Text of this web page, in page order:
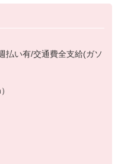
ート
る環境です！
しましょう＊
い有/交通費全支給(ガソ